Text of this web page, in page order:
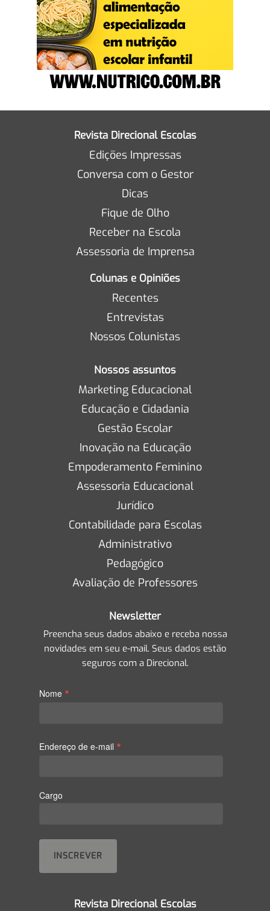
Revista Direcional Escolas
Edições Impressas
Conversa com o Gestor
Dicas
Fique de Olho
Receber na Escola
Assessoria de Imprensa
Colunas e Opiniões
Recentes
Entrevistas
Nossos Colunistas
Nossos assuntos
Marketing Educacional
Educação e Cidadania
Gestão Escolar
Inovação na Educação
Empoderamento Feminino
Assessoria Educacional
Jurídico
Contabilidade para Escolas
Administrativo
Pedagógico
Avaliação de Professores
Newsletter
Preencha seus dados abaixo e receba nossa
novidades em seu e-mail. Seus dados estão
seguros com a Direcional.
Nome *
Endereço de e-mail *
Cargo
Revista Direcional Escolas